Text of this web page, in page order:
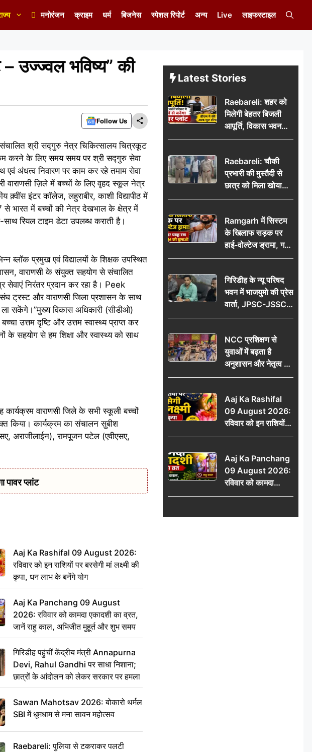
मनोरंजन क्राइम धर्म बिजनेस स्पेशल रिपोर्ट अन्य Live लाइफस्टाइल
उज्ज्वल भविष्य” की
Follow Us
संचालित श्री सद्गुरु नेत्र चिकित्सालय चित्रकूट
करने के लिए समय समय पर श्री सद्गुरु सेवा
अंधत्व निवारण पर काम कर रहे तमाम सेवा
ज़िले में बच्चों के लिए वृहद स्कूल नेत्र
इंटर कॉलेज, लहुराबीर, काशी विद्यापीठ में
से भारत में बच्चों की नेत्र देखभाल के क्षेत्र में
रियल टाइम डेटा उपलब्ध कराती है।
ब्लॉक प्रमुख एवं विद्यालयों के शिक्षक उपस्थित
वाराणसी के संयुक्त सहयोग से संचालित
सेवाएं निरंतर प्रदान कर रहा है। Peek
ट्रस्ट और वाराणसी जिला प्रशासन के साथ
सकेंगे।”मुख्य विकास अधिकारी (सीडीओ)
उत्तम दृष्टि और उत्तम स्वास्थ्य प्राप्त कर
सहयोग से हम शिक्षा और स्वास्थ्य को साथ
वाराणसी जिले के सभी स्कूली बच्चों
किया। कार्यक्रम का संचालन सुबीश
अराजीलाईन), रामपूजन पटेल (एवीएसए,
प्लांट
Aaj Ka Rashifal 09 August 2026:
रविवार को इन राशियों पर बरसेगी मां लक्ष्मी की
कृपा, धन लाभ के बनेंगे योग
Aaj Ka Panchang 09 August
2026: रविवार को कामदा एकादशी का व्रत,
जानें राहु काल, अभिजीत मुहूर्त और शुभ समय
गिरिडीह पहुंचीं केंद्रीय मंत्री Annapurna
Devi, Rahul Gandhi पर साधा निशाना;
छात्रों के आंदोलन को लेकर सरकार पर हमला
Sawan Mahotsav 2026: बोकारो थर्मल
SBI में धूमधाम से मना सावन महोत्सव
Raebareli: पुलिया से टकराकर पलटी
Latest Stories
Raebareli: शहर को
मिलेगी बेहतर बिजली
आपूर्ति, विकास भवन
परिसर में करोड़ों से
Raebareli: चौकी
प्रभारी की मुस्तैदी से
छात्र को मिला खोया
बैग, जरूरी दस्तावेज
पुलिस टीम का जताया
आभार
Ramgarh में सिस्टम
के खिलाफ सड़क पर
हाई-वोल्टेज ड्रामा, गर्दन
पर चाकू रख बोला- CM
वायरल
गिरिडीह के न्यू परिषद
भवन में भाजयुमो की प्रेस
वार्ता, JPSC-JSSC
पेपर लीक के विरोध में
विधानसभा घेराव का
ऐलान
NCC प्रशिक्षण से
युवाओं में बढ़ता है
अनुशासन और नेतृत्व का
गुण: डॉ. जी.एन. खान
Aaj Ka Rashifal
09 August 2026:
रविवार को इन राशियों
पर बरसेगी मां लक्ष्मी की
योग
Aaj Ka Panchang
09 August 2026:
रविवार को कामदा
एकादशी का व्रत, जानें
और शुभ समय